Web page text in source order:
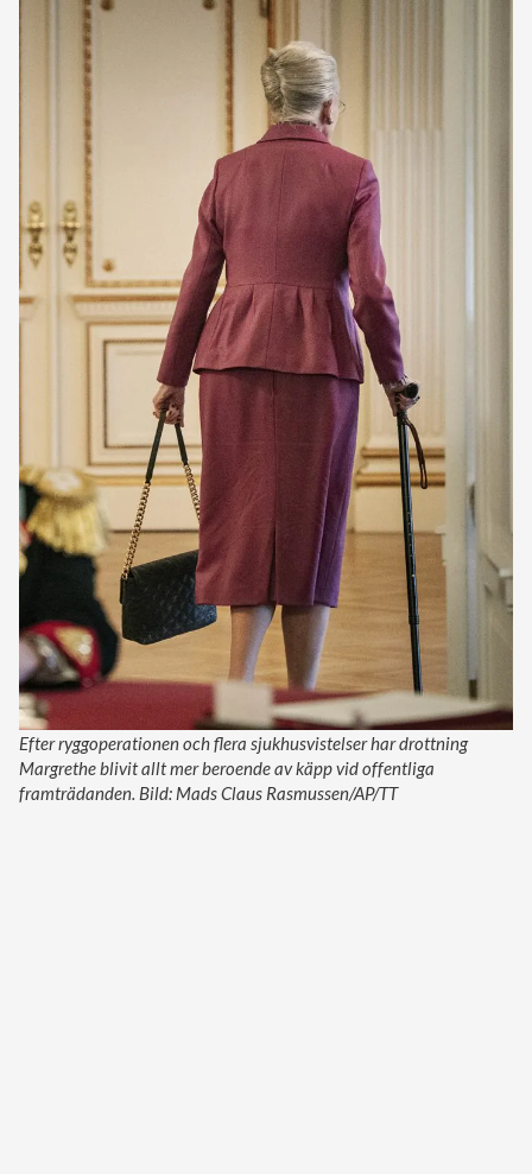
Efter ryggoperationen och flera sjukhusvistelser har drottning
Margrethe blivit allt mer beroende av käpp vid offentliga
framträdanden. Bild: Mads Claus Rasmussen/AP/TT